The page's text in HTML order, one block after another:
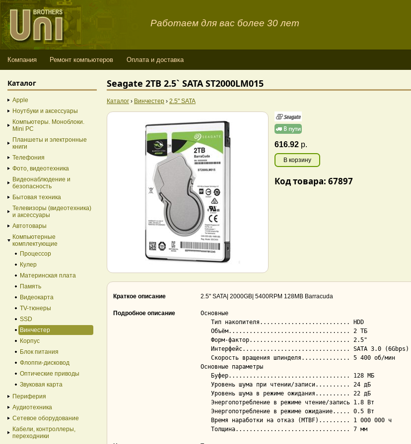
Работаем для вас более 30 лет
Компания Ремонт компьютеров Оплата и доставка
Seagate 2TB 2.5` SATA ST2000LM015
Каталог › Винчестер › 2.5" SATA
616.92 р.
В корзину
Код товара: 67897
Краткое описание 2.5" SATA| 2000GB| 5400RPM 128MB Barracuda
Подробное описание
Основные
Основные параметры
Каталог
Apple
Ноутбуки и аксессуары
Компьютеры. Моноблоки.
Mini PC
Планшеты и электронные
книги
Телефония
Фото, видеотехника
Видеонаблюдение и
безопасность
Бытовая техника
Телевизоры (видеотехника)
и аксессуары
Автотовары
Компьютерные
комплектующие
Процессор
Кулер
Материнская плата
Память
Видеокарта
TV-тюнеры
SSD
Винчестер
Корпус
Блок питания
Флоппи-дисковод
Оптические приводы
Звуковая карта
Периферия
Аудиотехника
Сетевое оборудование
Кабели, контроллеры,
переходники